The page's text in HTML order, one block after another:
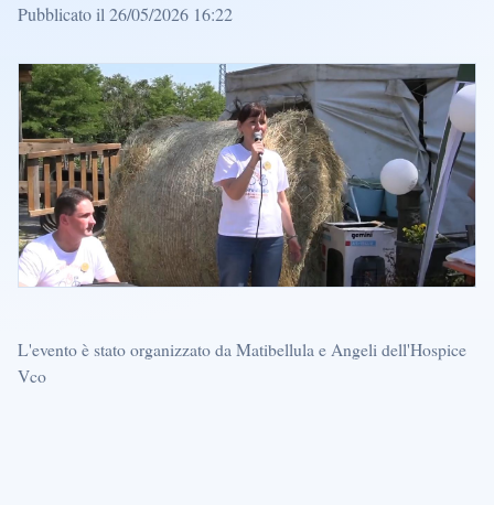
Pubblicato il 26/05/2026 16:22
L'evento è stato organizzato da Matibellula e Angeli dell'Hospice
Vco